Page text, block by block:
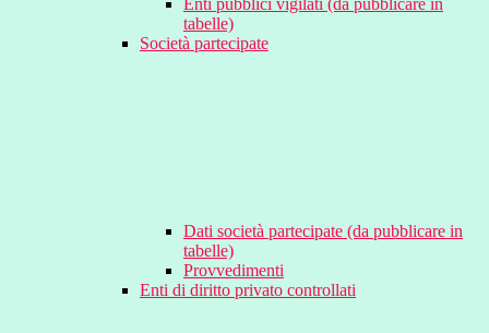
Enti pubblici vigilati (da pubblicare in
tabelle)
Società partecipate
Dati società partecipate (da pubblicare in
tabelle)
Provvedimenti
Enti di diritto privato controllati